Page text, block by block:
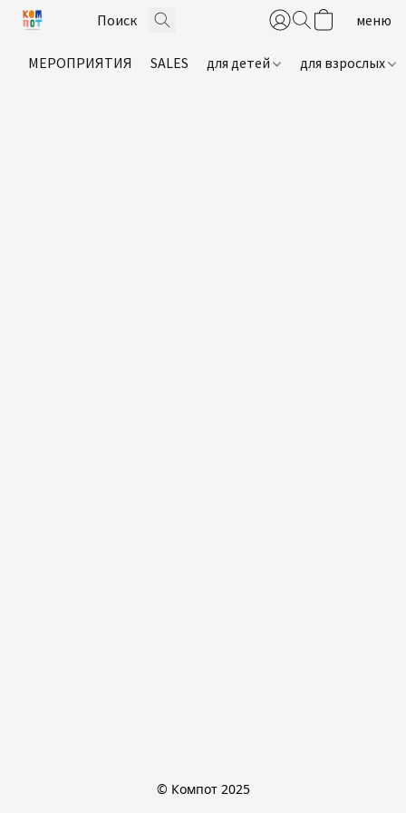
МЕРОПРИЯТИЯ SALES для детей для взрослых
© Компот 2025